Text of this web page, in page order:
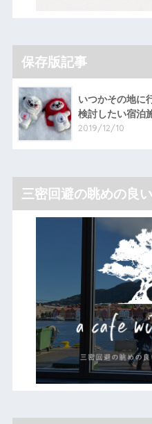
保存版記事
いつかその地に
検討したい宿泊
2019/12/10
三密回避の眺めの良